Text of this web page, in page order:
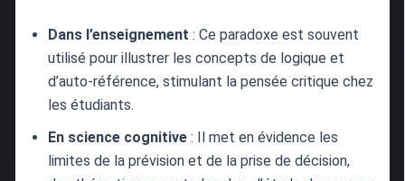
Dans l’enseignement : Ce paradoxe est souvent
utilisé pour illustrer les concepts de logique et
d’auto-référence, stimulant la pensée critique chez
les étudiants.
En science cognitive: Il met en évidence les
limites de la prévision et de la prise de décision,